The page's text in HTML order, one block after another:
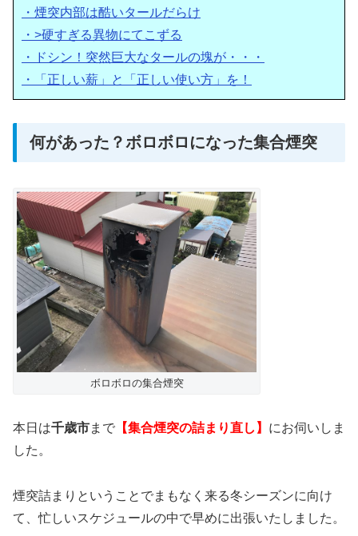
・煙突内部は酷いタールだらけ
・>硬すぎる異物にてこずる
・ドシン！突然巨大なタールの塊が・・・
・「正しい薪」と「正しい使い方」を！
何があった？ボロボロになった集合煙突
ボロボロの集合煙突
本日は千歳市まで 【集合煙突の詰まり直し】 にお伺いしま
した。
煙突詰まりということでまもなく来る冬シーズンに向け
て、忙しいスケジュールの中で早めに出張いたしました。